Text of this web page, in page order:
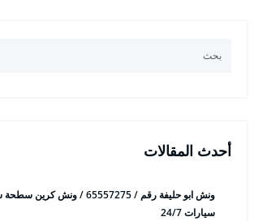
أحدث المقالات
ونش ابو حليفة رقم / 65557275 / ونش
سيارات 24/7